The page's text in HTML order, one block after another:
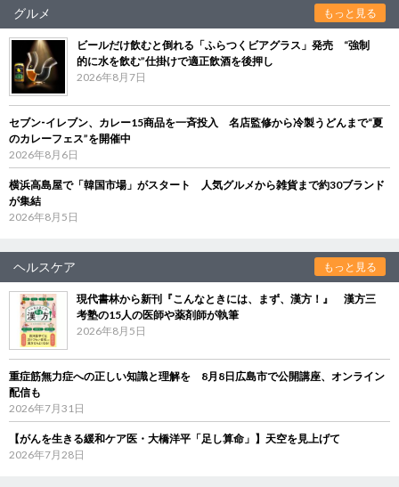
グルメ もっと見る
ビールだけ飲むと倒れる「ふらつくビアグラス」発売 “強制
的に水を飲む”仕掛けで適正飲酒を後押し
2026年8月7日
セブン‐イレブン、カレー15商品を一斉投入 名店監修から冷製うどんまで“夏
のカレーフェス”を開催中
2026年8月6日
横浜高島屋で「韓国市場」がスタート 人気グルメから雑貨まで約30ブランド
が集結
2026年8月5日
ヘルスケア もっと見る
現代書林から新刊『こんなときには、まず、漢方！』 漢方三
考塾の15人の医師や薬剤師が執筆
2026年8月5日
重症筋無力症への正しい知識と理解を 8月8日広島市で公開講座、オンライン
配信も
2026年7月31日
【がんを生きる緩和ケア医・大橋洋平「足し算命」】天空を見上げて
2026年7月28日